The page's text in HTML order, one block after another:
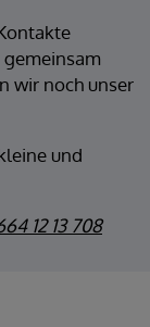
wir noch unser
und
12 13 708